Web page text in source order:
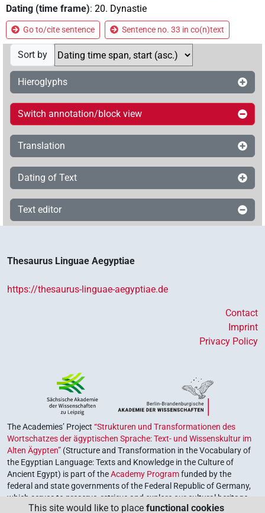
Dating (time frame): 20. Dynastie
Go to/cite sentence Sentence no. 33 in co(n)text
Sort by
Hieroglyphs
Switch annotation/block view
Translation
Dating of Text
Text editor
Thesaurus Linguae Aegyptiae
https://thesaurus-linguae-aegyptiae.de
Contact
Imprint
Privacy Policy
The Academies’ Project “Strukturen und Transformationen des
Wortschatzes der ägyptischen Sprache: Text- und Wissenskultur im
Alten Ägypten” (Structure and Transformation in the Vocabulary of
the Egyptian Language: Texts and Knowledge in the Culture of
Ancient Egypt) is part of theAcademy Programfunded by the
federal and state governments of the Federal Republic of Germany,
which serves to preserve, retrieve and explore our cultural heritage.
The program is coordinated by theUnion of the German Academies
This site would like to place functional cookies